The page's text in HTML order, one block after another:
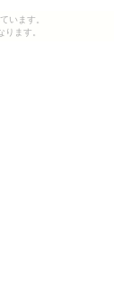
います。
ます。